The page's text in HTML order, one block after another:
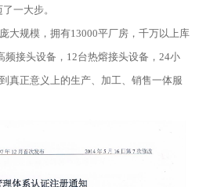
一大步。
大规模，拥有13000平厂房，千万以上库
频接头设备，12台热熔接头设备，24小
真正意义上的生产、加工、销售一体服